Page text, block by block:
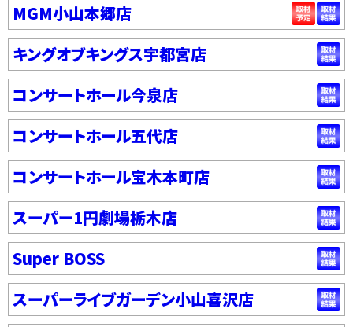
MGM小山本郷店
キングオブキングス宇都宮店
コンサートホール今泉店
コンサートホール五代店
コンサートホール宝木本町店
スーパー1円劇場栃木店
Super BOSS
スーパーライブガーデン小山喜沢店